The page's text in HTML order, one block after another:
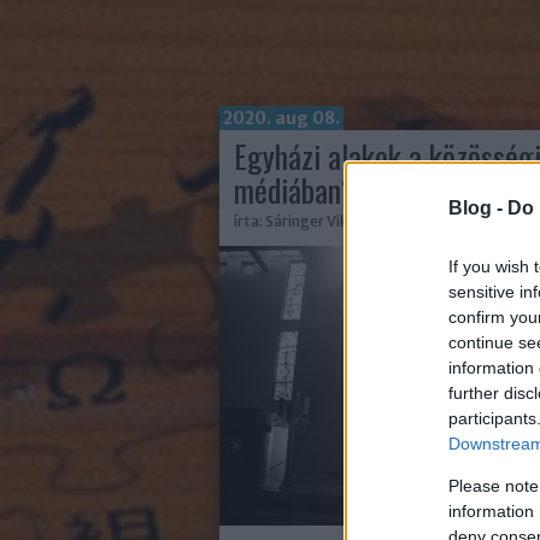
Blog -
If you wish
sensitive
confirm
continue
information
further
Please
information
2020. aug 08.
Egyházi alakok a közösségi
médiában?
írta: Sáringer Viktória